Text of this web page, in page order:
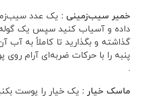
خمیر سیب‌زمینی : یک عدد
داده و آسیاب کنید سپس یک
گذاشته و بگذارید تا کاملاً به آب
پنبه را با حرکات ضربه‌ای آرام
.
ماسک خیار : یک خیار را پوست